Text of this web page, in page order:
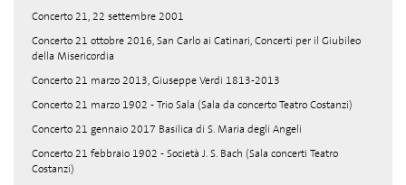
Concerto 21, 22 settembre 2001
Concerto 21 ottobre 2016, San Carlo ai Catinari, Concerti per il Giubileo
della Misericordia
Concerto 21 marzo 2013, Giuseppe Verdi 1813-2013
Concerto 21 marzo 1902 - Trio Sala (Sala da concerto Teatro Costanzi)
Concerto 21 gennaio 2017 Basilica di S. Maria degli Angeli
Concerto 21 febbraio 1902 - Società J. S. Bach (Sala concerti Teatro
Costanzi)